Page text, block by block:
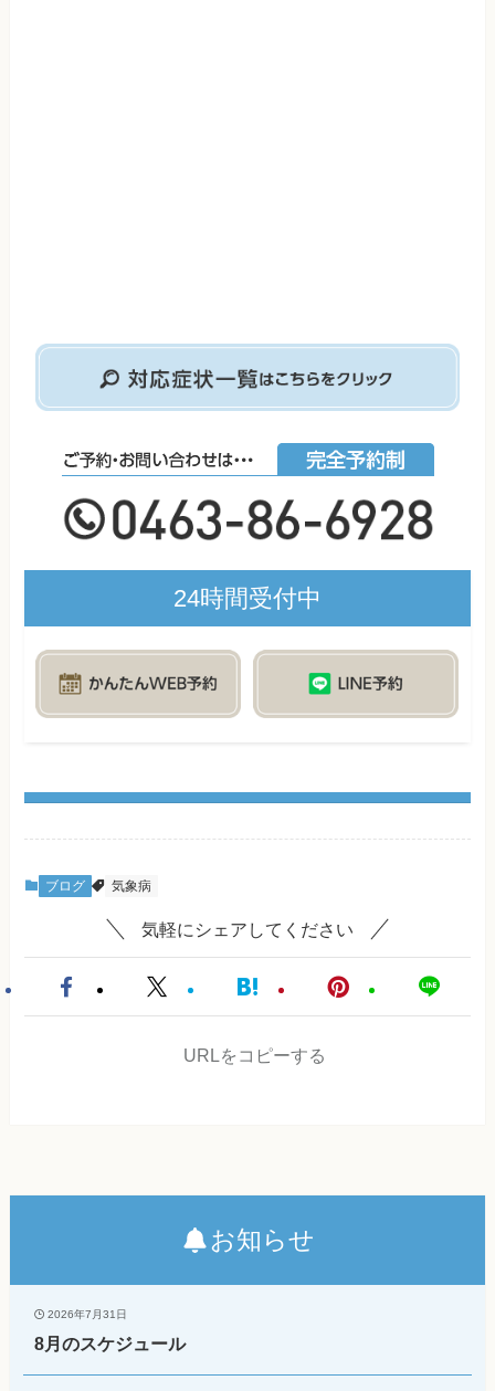
24時間受付中
ブログ 気象病
気軽にシェアしてください
URLをコピーする
お知らせ
2026年7月31日
8月のスケジュール